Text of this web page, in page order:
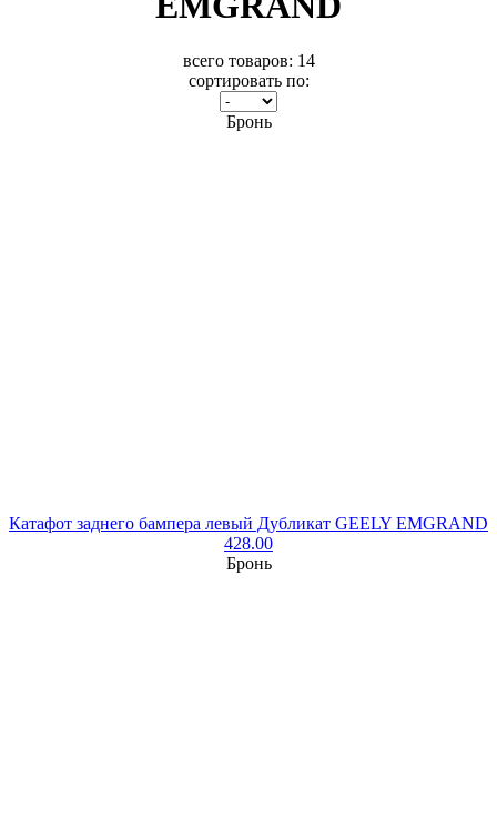
всего товаров: 14
сортировать по:
Бронь
Катафот заднего бампера левый Дубликат GEELY EMGRAND
428.00
Бронь